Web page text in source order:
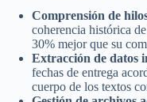
Comprensión de
coherencia histórica
30% mejor que su
Extracción de datos
fechas de entrega
cuerpo de los textos